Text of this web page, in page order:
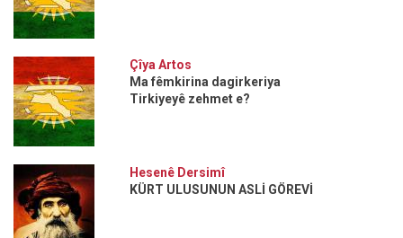
Çîya Artos
Ma fêmkirina dagirkeriya
Tirkiyeyê zehmet e?
Hesenê Dersimî
KÜRT ULUSUNUN ASLİ GÖREVİ